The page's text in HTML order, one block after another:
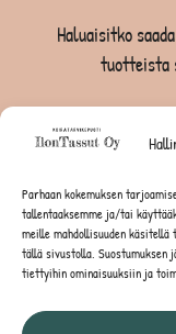
Parhaan kokemuksen
tallentaaksemme ja/tai
meille mahdollisuuden
tällä sivustolla.
tiettyihin ominaisuuksiin ja
Haluaisitko
tuotteista
TILAA UUTISKIRJE -